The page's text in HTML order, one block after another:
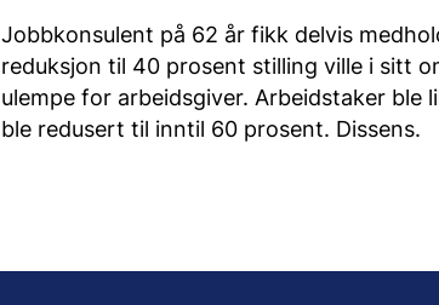
Jobbkonsulent på 62 år fikk delvis
reduksjon til 40 prosent stilling ville i sitt
ulempe for arbeidsgiver. Arbeidstaker ble
ble redusert til inntil 60 prosent. Dissens.